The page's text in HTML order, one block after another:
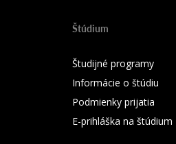
Štúdium
Študijné programy
Informácie o štúdiu
Podmienky prijatia
E-prihláška na štúdium